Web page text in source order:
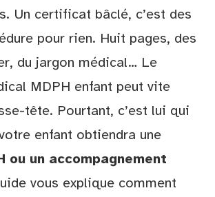
Un certificat bâclé, c’est des
pour rien. Huit pages, des
du jargon médical… Le
MDPH enfant peut vite
tête. Pourtant, c’est lui qui
enfant obtiendra une
ou un accompagnement
vous explique comment